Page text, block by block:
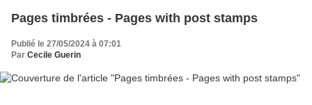
Pages timbrées - Pages with post stamps
Publié le 27/05/2024 à 07:01
Par Cecile Guerin